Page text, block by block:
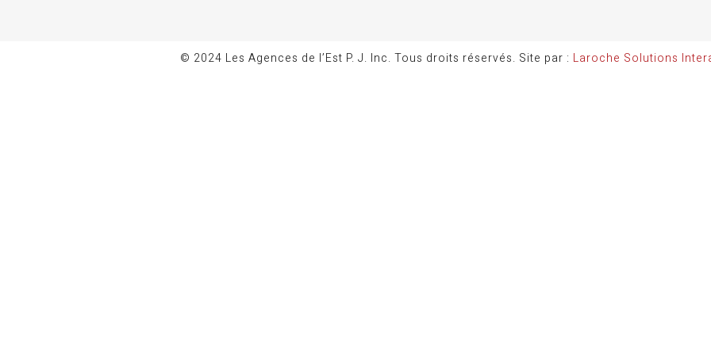
© 2024 Les Agences de l’Est P. J. Inc. Tous droits réservés. Site par : Laroche Solutions